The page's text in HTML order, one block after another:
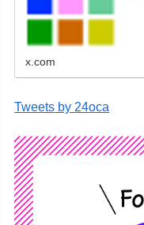
x.com
Tweets by 24oca